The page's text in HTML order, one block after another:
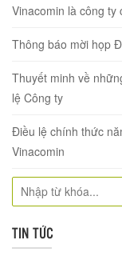
Vinacomin là công ty
Thông báo mời họp
Thuyết minh về
lệ Công ty
Điều lệ chính thức
Vinacomin
TIN TỨC